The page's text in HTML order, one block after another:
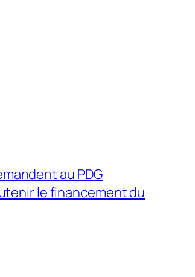
au PDG
le financement du